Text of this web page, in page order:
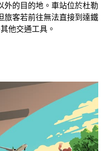
外的目的地。車站位於杜勒
旅客若前往無法直接到達鐵
他交通工具。